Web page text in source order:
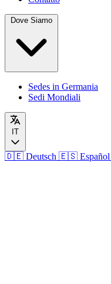
Dove Siamo
Sedes in Germania
Sedi Mondiali
IT
🇩🇪 Deutsch 🇪🇸 Español